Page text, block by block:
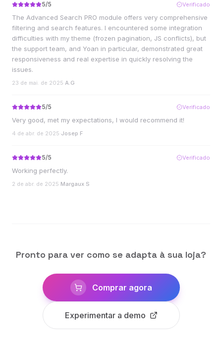
5/5 Verificado
The Advanced Search PRO module offers very comprehensive
filtering and search features. I encountered some integration
difficulties with my theme (frozen pagination, JS conflicts), but
the support team, and Yoan in particular, demonstrated great
responsiveness and real expertise in quickly resolving the
issues.
23 de mai. de 2025·A.G
5/5 Verificado
Very good, met my expectations, I would recommend it!
4 de abr. de 2025·Josep F
5/5 Verificado
Working perfectly.
2 de abr. de 2025·Margaux S
Pronto para ver como se adapta à sua loja?
Comprar agora
Experimentar a demo